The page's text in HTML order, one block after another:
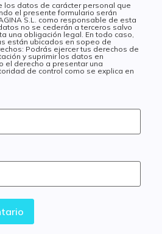
los datos de carácter personal que
el presente formulario serán
S.L. como responsable de esta
no se cederán a terceros salvo
una obligación legal. En todo caso,
están ubicados en sopeo de
Podrás ejercer tus derechos de
y suprimir los datos en
el derecho a presentar una
de control como se explica en